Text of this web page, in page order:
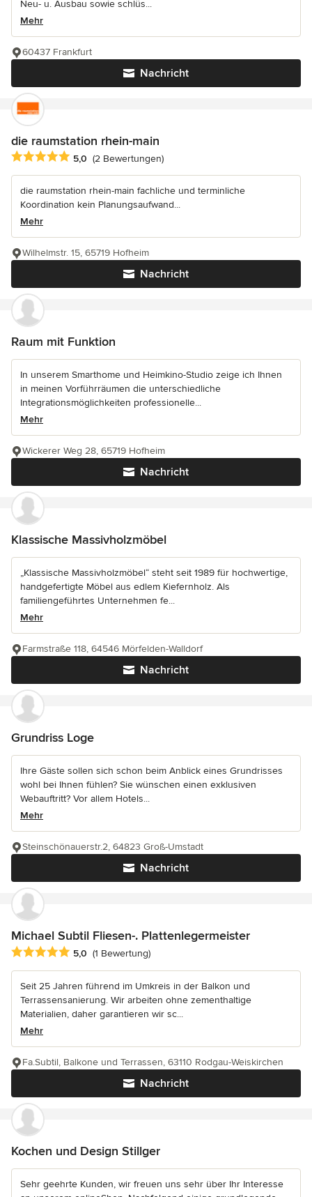
Neu- u. Ausbau sowie schlüs...
Mehr
Nachricht
60437 Frankfurt
die raumstation rhein-main
Durchschnittliche Bewertung: 5 von 5 Sternen
5,0 (2 Bewertungen)
die raumstation rhein-main fachliche und terminliche
Koordination kein Planungsaufwand...
Mehr
Nachricht
Wilhelmstr. 15, 65719 Hofheim
Raum mit Funktion
In unserem Smarthome und Heimkino-Studio zeige ich Ihnen
in meinen Vorführräumen die unterschiedliche
Integrationsmöglichkeiten professionelle...
Mehr
Nachricht
Wickerer Weg 28, 65719 Hofheim
Klassische Massivholzmöbel
„Klassische Massivholzmöbel“ steht seit 1989 für hochwertige,
handgefertigte Möbel aus edlem Kiefernholz. Als
familiengeführtes Unternehmen fe...
Mehr
Nachricht
Farmstraße 118, 64546 Mörfelden-Walldorf
Grundriss Loge
Ihre Gäste sollen sich schon beim Anblick eines Grundrisses
wohl bei Ihnen fühlen? Sie wünschen einen exklusiven
Webauftritt? Vor allem Hotels...
Mehr
Nachricht
Steinschönauerstr.2, 64823 Groß-Umstadt
Michael Subtil Fliesen-. Plattenlegermeister
Durchschnittliche Bewertung: 5 von 5 Sternen
5,0 (1 Bewertung)
Seit 25 Jahren führend im Umkreis in der Balkon und
Terrassensanierung. Wir arbeiten ohne zementhaltige
Materialien, daher garantieren wir sc...
Mehr
Nachricht
Fa.Subtil, Balkone und Terrassen, 63110 Rodgau-Weiskirchen
Kochen und Design Stillger
Sehr geehrte Kunden, wir freuen uns sehr über Ihr Interesse